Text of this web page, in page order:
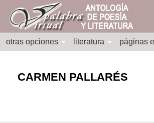
otras opciones literatura páginas
CARMEN PALLARÉS